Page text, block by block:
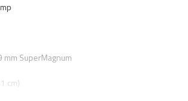
mm SuperMagnum
cm)